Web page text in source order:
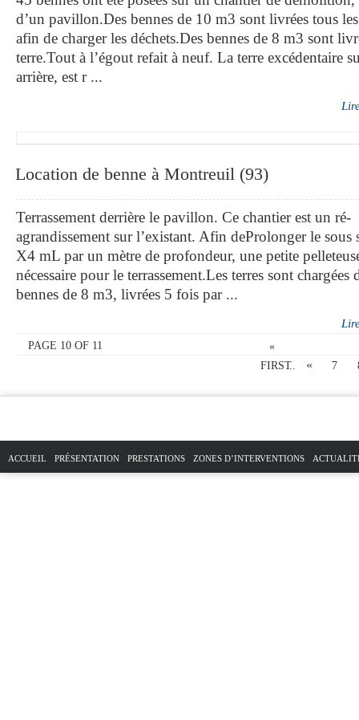
d’un pavillon.Des bennes de 10 m3 sont livrées tous
afin de charger les déchets.Des bennes de 8 m3 sont
terre.Tout à l’égout refait à neuf. La terre excédentaire
arrière, est r ...
Location de benne à Montreuil (93)
Terrassement derrière le pavillon. Ce chantier est un ré-
agrandissement sur l’existant. Afin deProlonger le sous
X4 mL par un mètre de profondeur, une petite
nécessaire pour le terrassement.Les terres sont chargées
bennes de 8 m3, livrées 5 fois par ...
PAGE 10 OF 11
«
FIRST... « 7
ACCUEIL PRÉSENTATION PRESTATIONS ZONES D’INTERVENTIONS